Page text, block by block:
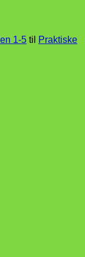
1-5 til
Praktiske